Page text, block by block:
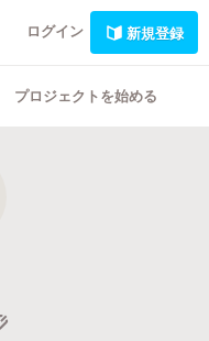
ログイン 新規登録
プロジェクトを始める